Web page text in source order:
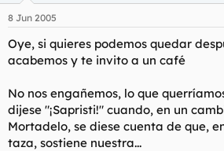
d
o
d
e
t
e
a
e
i
c
o
8 Jun 2005
Oye, si quieres podemos quedar
acabemos y te invito a un café
No nos engañemos, lo que
dijese "¡Sapristi!" cuando, en un
Mortadelo, se diese cuenta de que,
taza, sostiene nuestra...